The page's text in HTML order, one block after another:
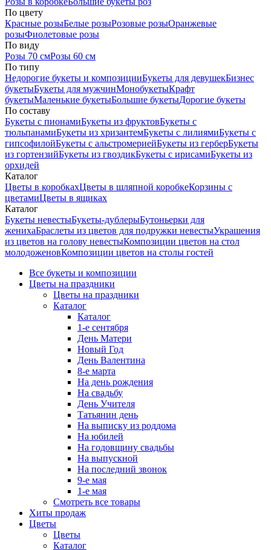
По цвету
Красные розыБелые розыРозовые розыОранжевые
розыФиолетовые розы
По виду
Розы 70 смРозы 60 см
По типу
Недорогие букеты и композицииБукеты для девушекБизнес
букетыБукеты для мужчинМонобукетыКрафт
букетыМаленькие букетыБольшие букетыДорогие букеты
По составу
Букеты с пионамиБукеты из фруктовБукеты с
тюльпанамиБукеты из хризантемБукеты с лилиямиБукеты с
гипсофилойБукеты с альстромериейБукеты из герберБукеты
из гортензийБукеты из гвоздикБукеты с ирисамиБукеты из
орхидей
Каталог
Цветы в коробкахЦветы в шляпной коробкеКорзины с
цветамиЦветы в ящиках
Каталог
Букеты невестыБукеты-дублерыБутоньерки для
женихаБраслеты из цветов для подружки невестыУкрашения
из цветов на голову невестыКомпозиции цветов на стол
молодоженовКомпозиции цветов на столы гостей
Все букеты и композиции
Цветы на праздники
Цветы на праздники
Каталог
Каталог
1-е сентября
День Матери
Новый Год
День Валентина
8-е марта
На день рождения
На свадьбу
День Учителя
Татьянин день
На выписку из роддома
На юбилей
На годовщину свадьбы
На выпускной
На последний звонок
9-е мая
1-е мая
Смотреть все товары
Хиты продаж
Цветы
Цветы
Каталог